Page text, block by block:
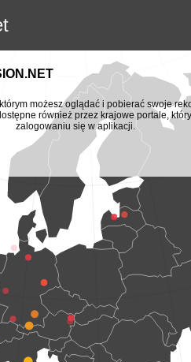
możesz oglądać i pobierać swoje
również przez krajowe portale,
zalogowaniu się w aplikacji.